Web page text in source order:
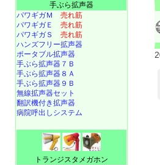
手ぶら拡声器
パワギガＭ 売れ筋
パワギガＥ 売れ筋
パワギガＳ 売れ筋
ハンズフリー拡声器
ポータブル拡声器
手ぶら拡声器７Ｂ
手ぶら拡声器８Ａ
手ぶら拡声器９Ｂ
無線拡声器セット
翻訳機付き拡声器
病院呼出しシステム
トランジスタメガホン